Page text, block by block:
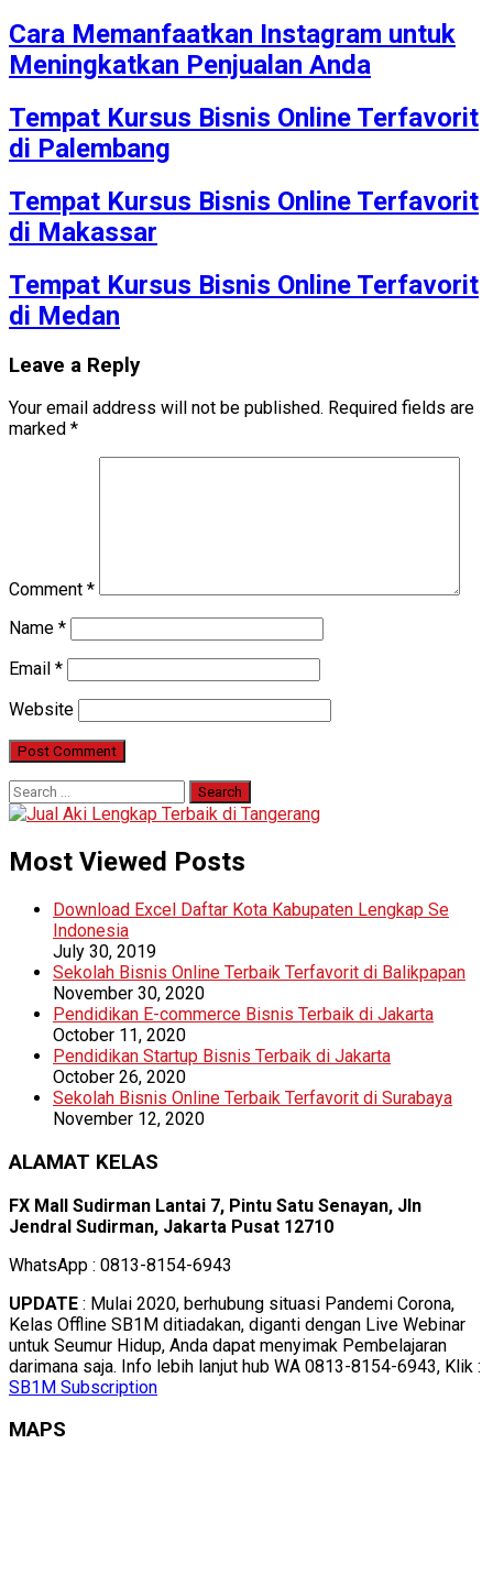
Cara Memanfaatkan Instagram untuk
Meningkatkan Penjualan Anda
Tempat Kursus Bisnis Online Terfavorit
di Palembang
Tempat Kursus Bisnis Online Terfavorit
di Makassar
Tempat Kursus Bisnis Online Terfavorit
di Medan
Leave a Reply
Your email address will not be published. Required fields are
marked *
Comment *
Name *
Email *
Website
Search
for:
Most Viewed Posts
Download Excel Daftar Kota Kabupaten Lengkap Se
Indonesia
July 30, 2019
Sekolah Bisnis Online Terbaik Terfavorit di Balikpapan
November 30, 2020
Pendidikan E-commerce Bisnis Terbaik di Jakarta
October 11, 2020
Pendidikan Startup Bisnis Terbaik di Jakarta
October 26, 2020
Sekolah Bisnis Online Terbaik Terfavorit di Surabaya
November 12, 2020
ALAMAT KELAS
FX Mall Sudirman Lantai 7, Pintu Satu Senayan, Jln
Jendral Sudirman, Jakarta Pusat 12710
WhatsApp : 0813-8154-6943
UPDATE : Mulai 2020, berhubung situasi Pandemi Corona,
Kelas Offline SB1M ditiadakan, diganti dengan Live Webinar
untuk Seumur Hidup, Anda dapat menyimak Pembelajaran
darimana saja. Info lebih lanjut hub WA 0813-8154-6943, Klik :
SB1M Subscription
MAPS